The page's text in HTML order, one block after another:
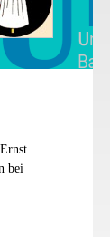
bei